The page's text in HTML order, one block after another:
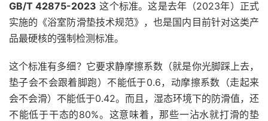
GB/T 42875-2023 这个标准。这是去年（2023年）正式
实施的《浴室防滑垫技术规范》，也是国内目前针对这类产
品最硬核的强制检测标准。
这个标准有多细？它要求静摩擦系数（就是你光脚踩上去，
垫子会不会跟着脚跑）不能低于0.6，动摩擦系数（走起来
会不会滑）不能低于0.42。而且，湿态环境下的防滑值，还
不能低于干态的80%。这意味着，那些一沾水就打滑的垫